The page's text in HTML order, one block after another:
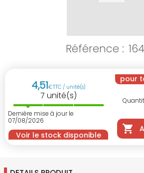
Référence :
4,51€TTC / unité(s)
7 unité(s)
Dernière mise à jour le
07/08/2026
Voir le stock disponible
pour